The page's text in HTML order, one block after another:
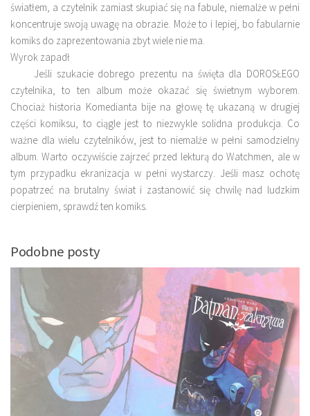
światłem, a czytelnik zamiast skupiać się na fabule, niemalże w pełni
koncentruje swoją uwagę na obrazie. Może to i lepiej, bo fabularnie
komiks do zaprezentowania zbyt wiele nie ma.
Wyrok zapadł
Jeśli szukacie dobrego prezentu na święta dla DOROSŁEGO
czytelnika, to ten album może okazać się świetnym wyborem.
Chociaż historia Komedianta bije na głowę tę ukazaną w drugiej
części komiksu, to ciągle jest to niezwykle solidna produkcja. Co
ważne dla wielu czytelników, jest to niemalże w pełni samodzielny
album. Warto oczywiście zajrzeć przed lekturą do Watchmen, ale w
tym przypadku ekranizacja w pełni wystarczy. Jeśli masz ochotę
popatrzeć na brutalny świat i zastanowić się chwilę nad ludzkim
cierpieniem, sprawdź ten komiks.
Podobne posty